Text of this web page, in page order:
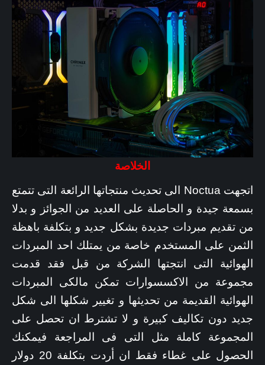
الخلاصة
اتجهت Noctua الى تحديث منتجاتها الرائعة التى تتمتع
بسمعة جيدة و الحاصلة على العديد من الجوائز و بدلا
من تقديم مبردات جديدة بشكل جديد و بتكلفة باهظة
الثمن على المستخدم خاصة من يمتلك احد المبردات
الهوائية التى انتجتها الشركة من قبل فقد قدمت
مجموعة من الاكسسوارات تمكن مالكى المبردات
الهوائية القديمة من تحديثها و تغيير شكلها الى شكل
جديد دون تكاليف كبيرة و لا تشترط ان تحصل على
المجموعة كاملة مثل التى فى المراجعة فيمكنك
الحصول على غطاء فقط ان أردت بتكلفة 20 دولار